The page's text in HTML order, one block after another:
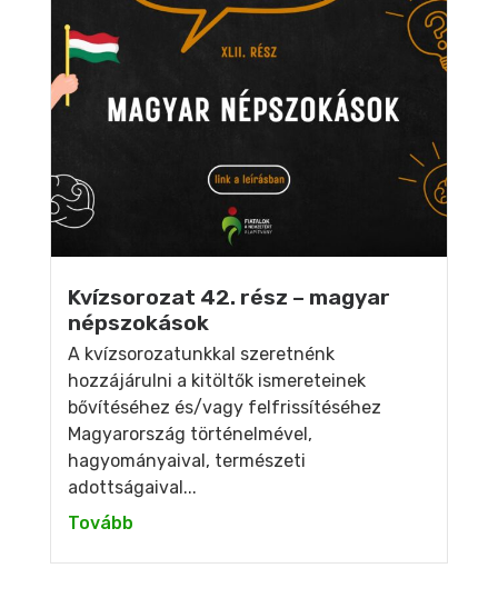
Kvízsorozat 42. rész – magyar
népszokások
A kvízsorozatunkkal szeretnénk
hozzájárulni a kitöltők ismereteinek
bővítéséhez és/vagy felfrissítéséhez
Magyarország történelmével,
hagyományaival, természeti
adottságaival...
Tovább